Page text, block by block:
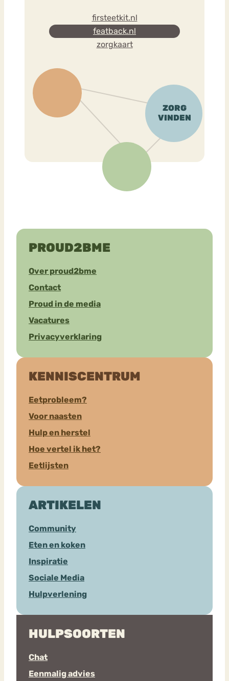
firsteetkit.nl
featback.nl
zorgkaart
PROUD2BME
Over proud2bme
Contact
Proud in de media
Vacatures
Privacyverklaring
KENNISCENTRUM
Eetprobleem?
Voor naasten
Hulp en herstel
Hoe vertel ik het?
Eetlijsten
ARTIKELEN
Community
Eten en koken
Inspiratie
Sociale Media
Hulpverlening
HULPSOORTEN
Chat
Eenmalig advies